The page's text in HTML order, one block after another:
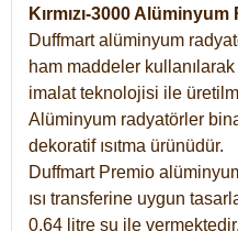
Kırmızı-3000
Duffmart alüminyum
ham maddeler
imalat teknolojisi ile
Alüminyum radyatörler
dekoratif ısıtma ürünüdür.
Duffmart Premio
ısı transferine uygun
0,64 litre su ile